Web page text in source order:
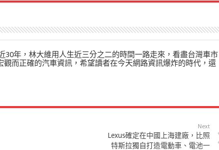
30年，林大維用人生近三分之二的時間一路走來，看盡台灣車市
而正確的汽車資訊，希望讀者在今天網路資訊爆炸的時代，還
Next
Lexus確定在中國上海建廠，比照
特斯拉獨自打造電動車、電池一